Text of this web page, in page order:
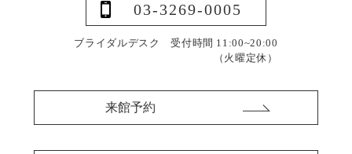
03-3269-0005
ブライダルデスク 受付時間 11:00~20:00
（火曜定休）
来館予約